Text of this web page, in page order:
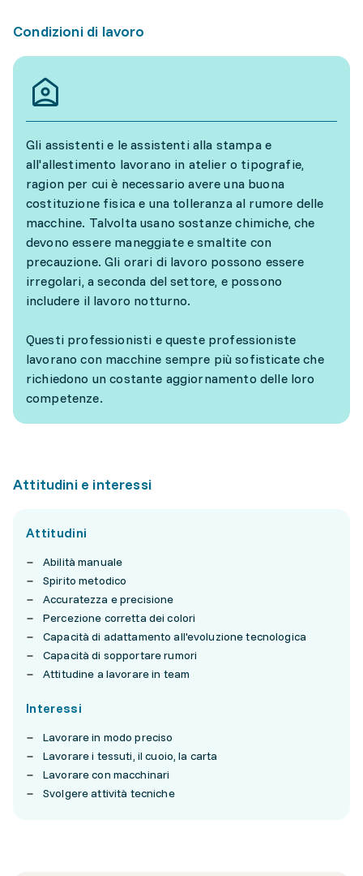
Condizioni di lavoro
Gli assistenti e le assistenti alla stampa e
all'allestimento lavorano in atelier o tipografie,
ragion per cui è necessario avere una buona
costituzione fisica e una tolleranza al rumore delle
macchine. Talvolta usano sostanze chimiche, che
devono essere maneggiate e smaltite con
precauzione. Gli orari di lavoro possono essere
irregolari, a seconda del settore, e possono
includere il lavoro notturno.
Questi professionisti e queste professioniste
lavorano con macchine sempre più sofisticate che
richiedono un costante aggiornamento delle loro
competenze.
Attitudini e interessi
Attitudini
Abilità manuale
Spirito metodico
Accuratezza e precisione
Percezione corretta dei colori
Capacità di adattamento all'evoluzione tecnologica
Capacità di sopportare rumori
Attitudine a lavorare in team
Interessi
Lavorare in modo preciso
Lavorare i tessuti, il cuoio, la carta
Lavorare con macchinari
Svolgere attività tecniche